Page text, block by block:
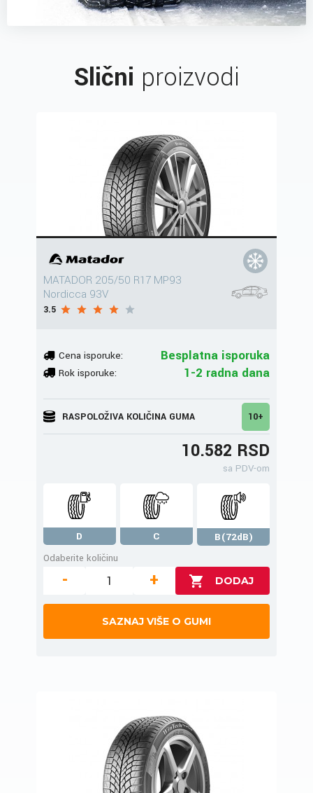
Slični proizvodi
MATADOR 205/50 R17 MP93
Nordicca 93V
3.5
Cena isporuke: Besplatna isporuka
Rok isporuke: 1-2 radna dana
RASPOLOŽIVA KOLIČINA GUMA 10+
10.582 RSD
sa PDV-om
D C
B(72dB)
Odaberite količinu
- +
SAZNAJ VIŠE O GUMI